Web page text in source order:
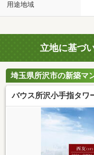
用途地域
立地に基づ
埼玉県所沢市の新築マ
バウス所沢小手指タ